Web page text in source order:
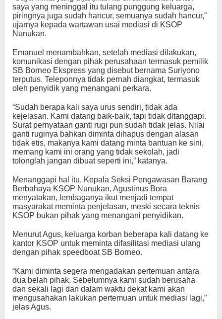
saya yang meninggal itu tulang punggung keluarga,
piringnya juga sudah hancur, semuanya sudah hancur,”
ujarnya kepada wartawan usai mediasi di KSOP
Nunukan.
Emanuel menambahkan, setelah mediasi dilakukan,
komunikasi dengan pihak perusahaan termasuk pemilik
SB Borneo Ekspress yang disebut bernama Suriyono
terputus. Teleponnya tidak pernah diangkat, termasuk
oleh penyidik yang menangani perkara.
“Sudah berapa kali saya urus sendiri, tidak ada
kejelasan. Kami datang baik-baik, tapi tidak ditanggapi.
Surat pernyataan ganti rugi pun sudah tidak jelas. Nilai
ganti ruginya bahkan diminta dihapus dengan alasan
tidak etis, makanya kami datang minta bantuan ke sini,
memang kami ini orang yang tidak sekolah, jadi
tolonglah jangan dibuat seperti ini,” katanya.
Menanggapi hal itu, Kepala Seksi Pengawasan Barang
Berbahaya KSOP Nunukan, Agustinus Bora
menyatakan, lembaganya ikut menjadi tempat
masyarakat meminta penjelasan, meski secara teknis
KSOP bukan pihak yang menangani penyidikan.
Menurut Agus, keluarga korban beberapa kali datang ke
kantor KSOP untuk meminta difasilitasi mediasi ulang
dengan pihak speedboat SB Borneo.
“Kami diminta segera mengadakan pertemuan antara
dua belah pihak. Sebelumnya kami sudah berusaha
dan sekali lagi dan dalam waktu dekat kami akan
mengusahakan lakukan pertemuan untuk mediasi lagi,”
jelas Agus.